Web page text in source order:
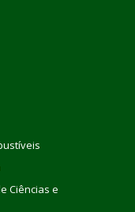
Ciências e